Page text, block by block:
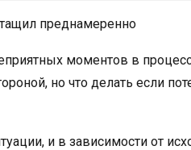
преднамеренно
моментов в
но что делать если
и в зависимости от